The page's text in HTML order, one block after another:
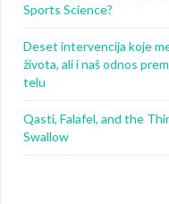
Sports Science?
Deset intervencija koje
života, ali i naš odnos
telu
Qasti, Falafel, and the
Swallow